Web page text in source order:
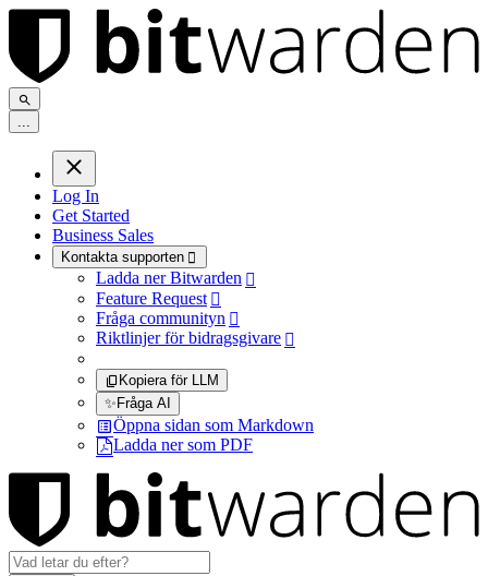
...
Log In
Get Started
Business Sales
Kontakta supporten 
Ladda ner Bitwarden 
Feature Request 
Fråga communityn 
Riktlinjer för bidragsgivare 
Kopiera för LLM
✨Fråga AI
Öppna sidan som Markdown
Ladda ner som PDF